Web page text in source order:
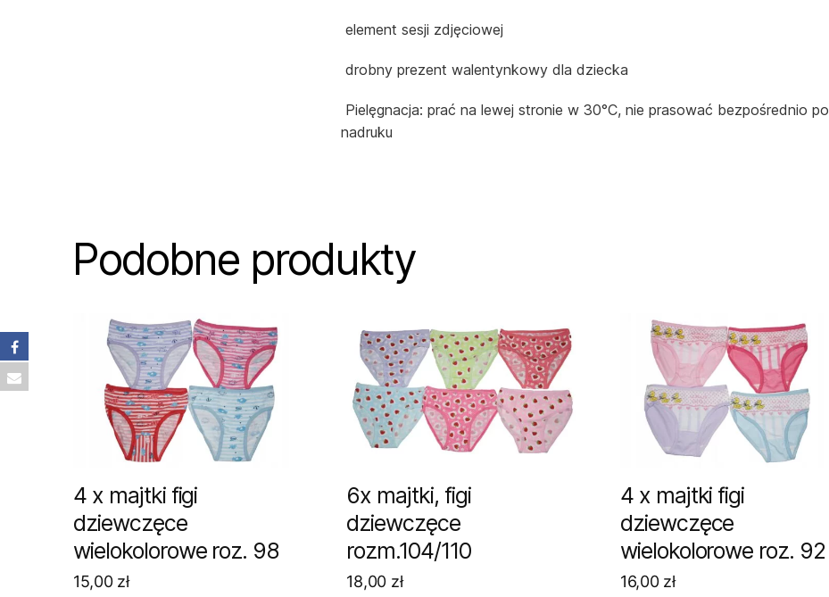
element sesji zdjęciowej
drobny prezent walentynkowy dla dziecka
Pielęgnacja: prać na lewej stronie w 30°C, nie prasować bezpośrednio po
nadruku
Podobne produkty
4 x majtki figi
dziewczęce
wielokolorowe roz. 98
15,00 zł
6x majtki, figi
dziewczęce
rozm.104/110
18,00 zł
4 x majtki figi
dziewczęce
wielokolorowe roz. 92
16,00 zł